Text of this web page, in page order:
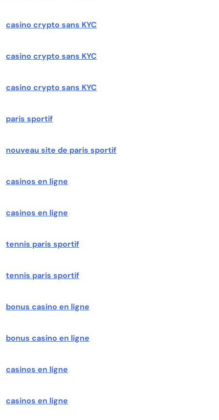
casino crypto sans KYC
casino crypto sans KYC
casino crypto sans KYC
paris sportif
nouveau site de paris sportif
casinos en ligne
casinos en ligne
tennis paris sportif
tennis paris sportif
bonus casino en ligne
bonus casino en ligne
casinos en ligne
casinos en ligne